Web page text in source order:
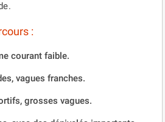
:
courant faible.
vagues franches.
grosses vagues.